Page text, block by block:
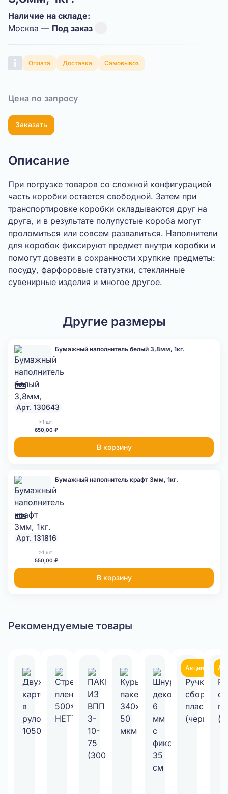
Наличие на складе:
Москва — Под заказ
Оплата Доставка Самовывоз
Цена по запросу
Заказать
Описание
При погрузке товаров со сложной конфигурацией
часть коробки остается свободной. Затем при
транспортировке коробки складываются друг на
друга, и в результате полупустые короба могут
проломиться или совсем развалиться. Наполнители
для коробок фиксируют предмет внутри коробки и
помогут довезти в сохранности хрупкие предметы:
посуду, фарфоровые статуэтки, стеклянные
сувенирные изделия и многое другое.
Другие размеры
Бумажный наполнитель белый 3,8мм, 1кг.
Арт. 130643
>1 шт.
650,00 ₽
В корзину
Бумажный наполнитель крафт 3мм, 1кг.
Арт. 131816
>1 шт.
550,00 ₽
В корзину
Рекомендуемые товары
Акция